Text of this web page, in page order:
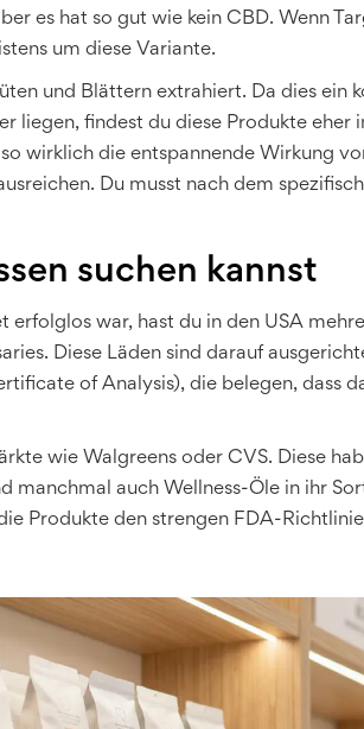
es hat so gut wie kein CBD. Wenn
um diese Variante.
und Blättern extrahiert. Da dies ein
liegen, findest du diese Produkte eher
wirklich die entspannende Wirkung
Du musst nach dem
suchen kannst
erfolglos war, hast du in den USA
Diese Läden sind darauf
of Analysis), die belegen, dass
wie Walgreens oder CVS. Diese
manchmal auch Wellness-Öle in ihr
Produkte den strengen FDA-